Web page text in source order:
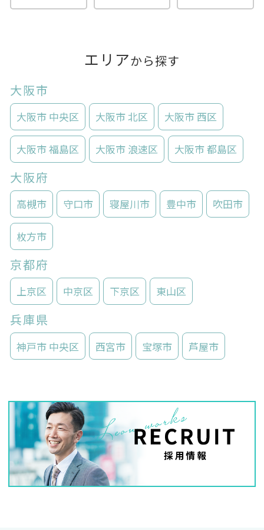
エリアから探す
大阪市
大阪市 中央区 大阪市 北区 大阪市 西区
大阪市 福島区 大阪市 浪速区 大阪市 都島区
大阪府
高槻市 守口市 寝屋川市 豊中市 吹田市
枚方市
京都府
上京区 中京区 下京区 東山区
兵庫県
神戸市 中央区 西宮市 宝塚市 芦屋市